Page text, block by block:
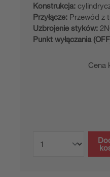
Konstrukcja:
Przyłącze: Przewód z
Uzbrojenie styków:
Punkt wyłączania
Cena